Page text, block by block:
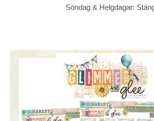
Söndag & Helgdagar: